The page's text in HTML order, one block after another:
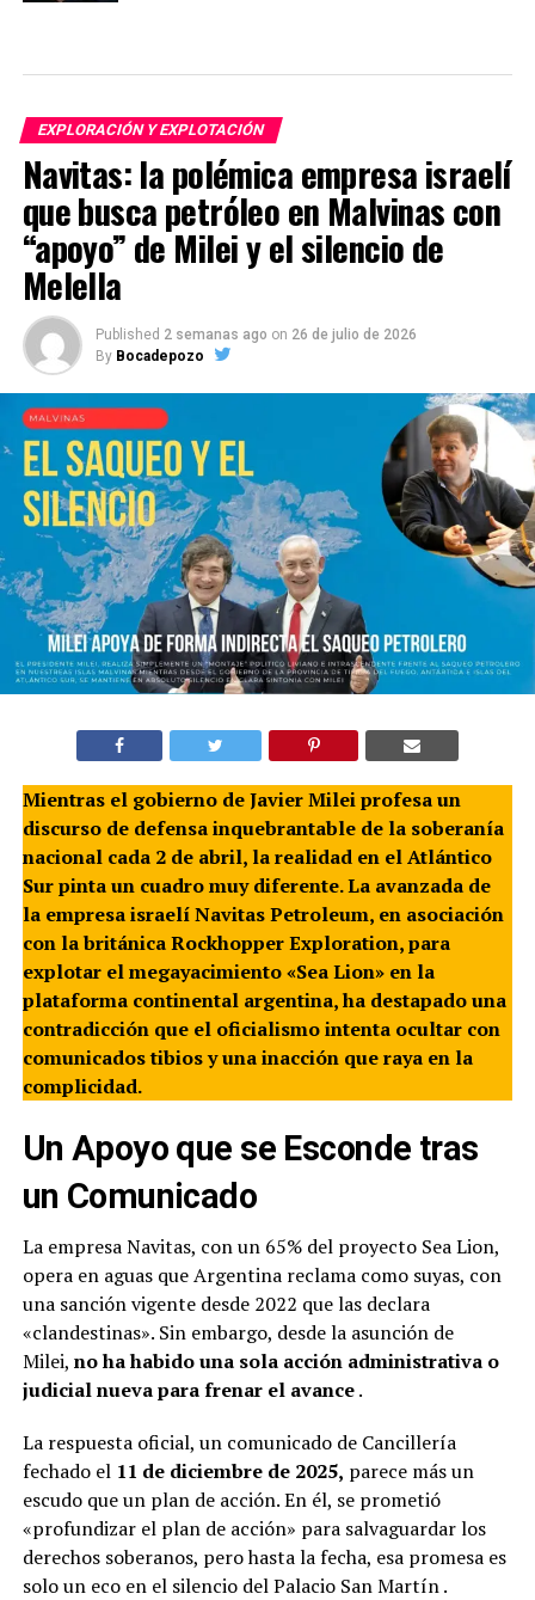
EXPLORACIÓN Y EXPLOTACIÓN
Navitas: la polémica empresa israelí
que busca petróleo en Malvinas con
“apoyo” de Milei y el silencio de
Melella
Published 2 semanas ago on 26 de julio de 2026
By Bocadepozo
Mientras el gobierno de Javier Milei profesa un
discurso de defensa inquebrantable de la soberanía
nacional cada 2 de abril, la realidad en el Atlántico
Sur pinta un cuadro muy diferente. La avanzada de
la empresa israelí Navitas Petroleum, en asociación
con la británica Rockhopper Exploration, para
explotar el megayacimiento «Sea Lion» en la
plataforma continental argentina, ha destapado una
contradicción que el oficialismo intenta ocultar con
comunicados tibios y una inacción que raya en la
complicidad.
Un Apoyo que se Esconde tras
un Comunicado
La empresa Navitas, con un 65% del proyecto Sea Lion,
opera en aguas que Argentina reclama como suyas, con
una sanción vigente desde 2022 que las declara
«clandestinas». Sin embargo, desde la asunción de
Milei, no ha habido una sola acción administrativa o
judicial nueva para frenar el avance.
La respuesta oficial, un comunicado de Cancillería
fechado el 11 de diciembre de 2025, parece más un
escudo que un plan de acción. En él, se prometió
«profundizar el plan de acción» para salvaguardar los
derechos soberanos, pero hasta la fecha, esa promesa es
solo un eco en el silencio del Palacio San Martín.